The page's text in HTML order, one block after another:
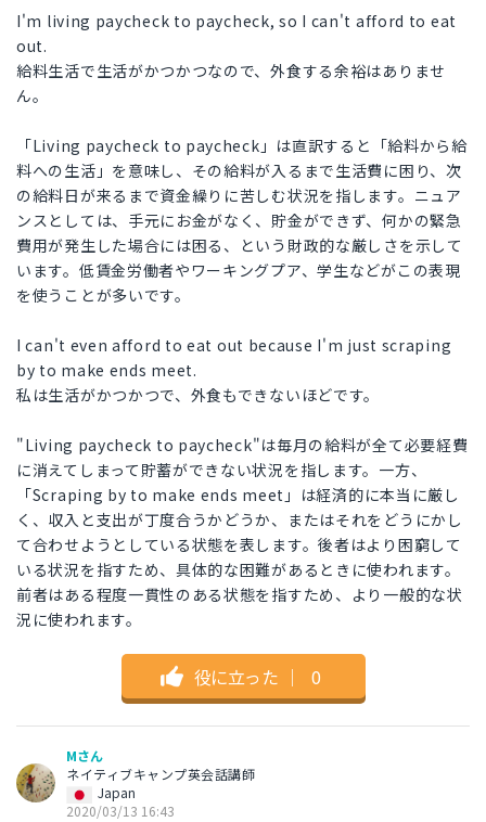
I'm living paycheck to paycheck, so I can't afford to eat
out.
給料生活で生活がかつかつなので、外食する余裕はありませ
ん。
「Living paycheck to paycheck」は直訳すると「給料から給
料への生活」を意味し、その給料が入るまで生活費に困り、次
の給料日が来るまで資金繰りに苦しむ状況を指します。ニュア
ンスとしては、手元にお金がなく、貯金ができず、何かの緊急
費用が発生した場合には困る、という財政的な厳しさを示して
います。低賃金労働者やワーキングプア、学生などがこの表現
を使うことが多いです。
I can't even afford to eat out because I'm just scraping
by to make ends meet.
私は生活がかつかつで、外食もできないほどです。
"Living paycheck to paycheck"は毎月の給料が全て必要経費
に消えてしまって貯蓄ができない状況を指します。一方、
「Scraping by to make ends meet」は経済的に本当に厳し
く、収入と支出が丁度合うかどうか、またはそれをどうにかし
て合わせようとしている状態を表します。後者はより困窮して
いる状況を指すため、具体的な困難があるときに使われます。
前者はある程度一貫性のある状態を指すため、より一般的な状
況に使われます。
役に立った ｜ 0
Mさん
ネイティブキャンプ英会話講師
Japan
2020/03/13 16:43